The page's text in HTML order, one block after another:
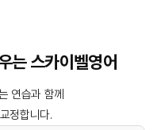
는 스카이벨영어
연습과 함께
정합니다.